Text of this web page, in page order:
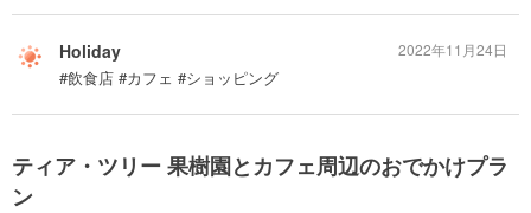
Holiday
#飲食店 #カフェ #ショッピング
2022年11月24日
ティア・ツリー 果樹園とカフェ周辺のおでかけプラ
ン